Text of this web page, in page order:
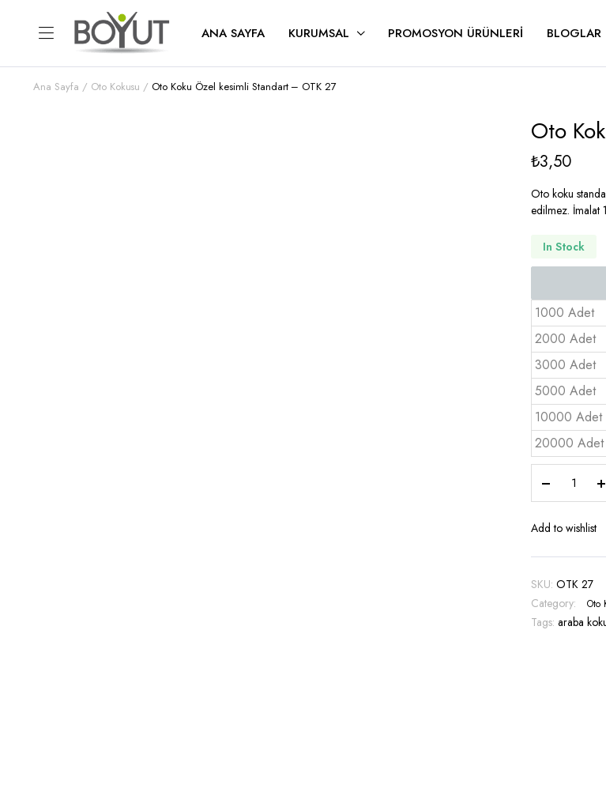
ANA SAYFA KURUMSAL PROMOSYON ÜRÜNLERI BLOGLAR
Ana Sayfa Oto Kokusu Oto Koku Özel kesimli Standart – OTK 27
Oto
₺3,50
Oto koku
edilmez. İmalat
In Stock
1000 Adet
2000 Adet
3000 Adet
5000 Adet
10000 Adet
20000 Adet
Koku
Özel
kesimli
-
27
quantity
Add to wishlist
SKU: OTK 27
Category:
Oto
Tags: araba